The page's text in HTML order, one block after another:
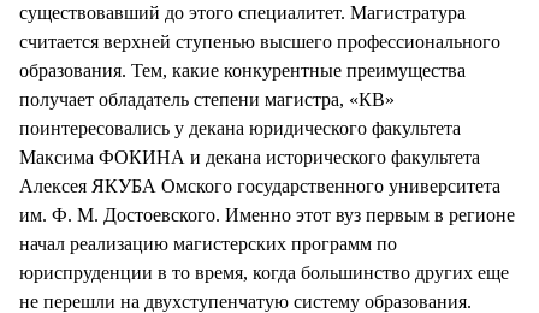
существовавший до этого специалитет. Магистратура
считается верхней ступенью высшего профессионального
образования. Тем, какие конкурентные преимущества
получает обладатель степени магистра, «КВ»
поинтересовались у декана юридического факультета
Максима ФОКИНА и декана исторического факультета
Алексея ЯКУБА Омского государственного университета
им. Ф. М. Достоевского. Именно этот вуз первым в регионе
начал реализацию магистерских программ по
юриспруденции в то время, когда большинство других еще
не перешли на двухступенчатую систему образования.